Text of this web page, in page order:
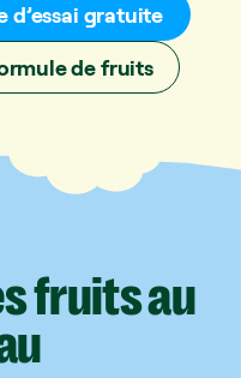
d’essai gratuite
de fruits
fruitsau